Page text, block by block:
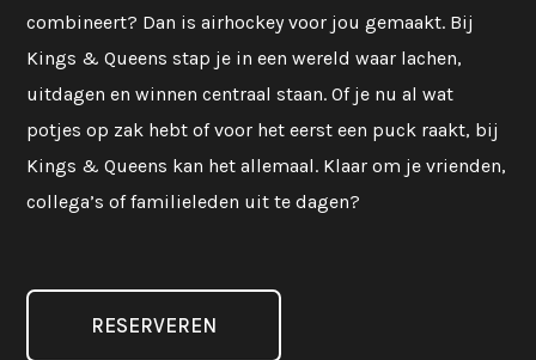
combineert? Dan is airhockey voor jou gemaakt. Bij
Kings & Queens stap je in een wereld waar lachen,
uitdagen en winnen centraal staan. Of je nu al wat
potjes op zak hebt of voor het eerst een puck raakt, bij
Kings & Queens kan het allemaal. Klaar om je vrienden,
collega’s of familieleden uit te dagen?
RESERVEREN